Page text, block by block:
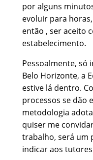
por alguns
evoluir para
então , ser aceito
estabelecimento.
Pessoalmente, só
Belo Horizonte, a
estive lá dentro.
processos se dão
metodologia
quiser me
trabalho, será um
indicar aos